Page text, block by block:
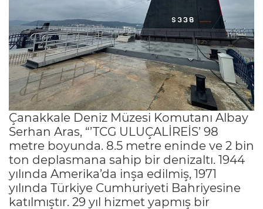
Çanakkale Deniz Müzesi Komutanı Albay
Serhan Aras, “’TCG ULUÇALİREİS’ 98
metre boyunda. 8.5 metre eninde ve 2 bin
ton deplasmana sahip bir denizaltı. 1944
yılında Amerika’da inşa edilmiş, 1971
yılında Türkiye Cumhuriyeti Bahriyesine
katılmıştır. 29 yıl hizmet yapmış bir